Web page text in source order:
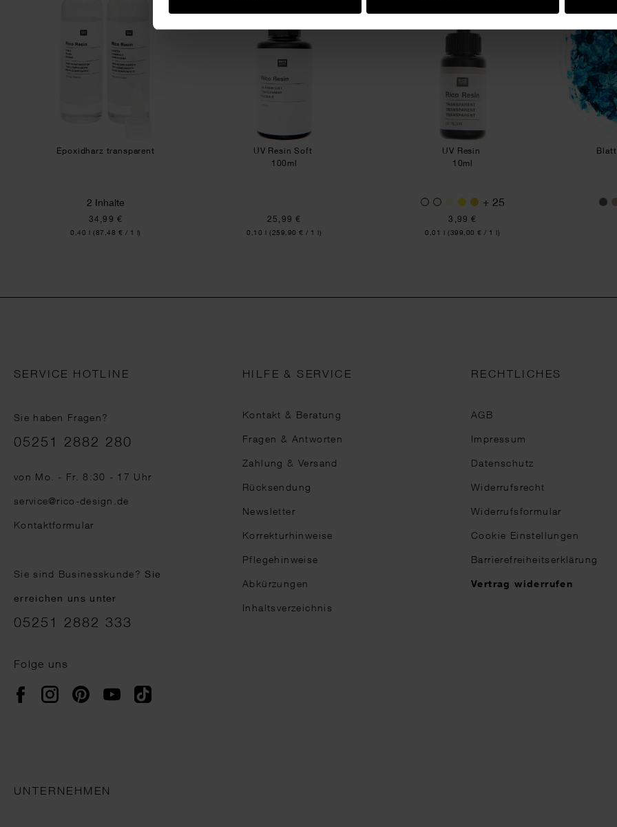
Epoxidharz transparent
2 Inhalte
34,99 €
Inhalt:
0,40 l (87,48 € / 1 l)
UV Resin Soft
100ml
25,99 €
Inhalt:
0,10 l (259,90 € / 1 l)
UV Resin
10ml
+ 25
3,99 €
Inhalt:
0,01 l (399,00 € / 1 l)
SERVICE HOTLINE
Sie haben Fragen?
Telefonnummer
05251 2882 280
von Mo. - Fr. 8:30 - 17 Uhr
service@rico-design.de
Kontaktformular
Sie sind Businesskunde?Sie
erreichen uns unter
05251 2882 333
Folge uns
FacebookInstagramPinterestYouTubeTikTok
HILFE & SERVICE
Kontakt & Beratung
Fragen & Antworten
Zahlung & Versand
Rücksendung
Newsletter
Korrekturhinweise
Pflegehinweise
Abkürzungen
Inhaltsverzeichnis
RECHTLICHES
AGB
Impressum
Datenschutz
Widerrufsrecht
Widerrufsformular
Cookie Einstellungen
Barrierefreiheitserklärung
Vertrag widerrufen
UNTERNEHMEN